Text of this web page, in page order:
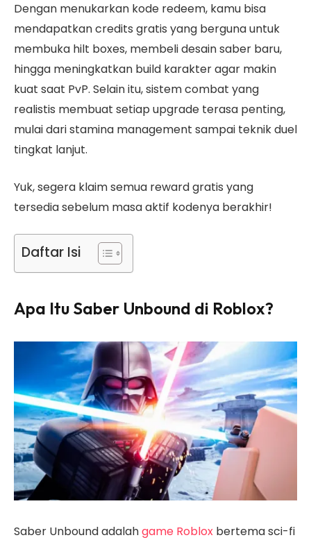
Dengan menukarkan kode redeem, kamu bisa
mendapatkan credits gratis yang berguna untuk
membuka hilt boxes, membeli desain saber baru,
hingga meningkatkan build karakter agar makin
kuat saat PvP. Selain itu, sistem combat yang
realistis membuat setiap upgrade terasa penting,
mulai dari stamina management sampai teknik duel
tingkat lanjut.
Yuk, segera klaim semua reward gratis yang
tersedia sebelum masa aktif kodenya berakhir!
Daftar Isi
Apa Itu Saber Unbound di Roblox?
Saber Unbound adalahgame Roblox bertema sci-fi